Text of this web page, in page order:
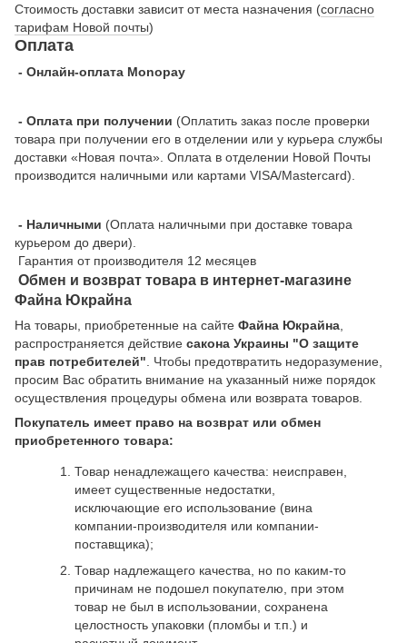
Стоимость доставки зависит от места назначения (согласно
тарифам Новой почты)
Оплата
- Онлайн-оплата Monopay
- Оплата при получении (Оплатить заказ после проверки
товара при получении его в отделении или у курьера службы
доставки «Новая почта». Оплата в отделении Новой Почты
производится наличными или картами VISA/Mastercard).
- Наличными (Оплата наличными при доставке товара
курьером до двери).
Гарантия от производителя 12 месяцев
Обмен и возврат товара в интернет-магазине
Файна Юкрайна
На товары, приобретенные на сайте Файна Юкрайна
распространяется действие cакона Украины "О защите
прав потребителей" . Чтобы предотвратить недоразумение,
просим Вас обратить внимание на указанный ниже порядок
осуществления процедуры обмена или возврата товаров.
Покупатель имеет право на возврат или обмен
приобретенного товара:
Товар ненадлежащего качества: неисправен,
имеет существенные недостатки,
исключающие его использование (вина
компании-производителя или компании-
поставщика);
Товар надлежащего качества, но по каким-то
причинам не подошел покупателю, при этом
товар не был в использовании, сохранена
целостность упаковки (пломбы и т.п.) и